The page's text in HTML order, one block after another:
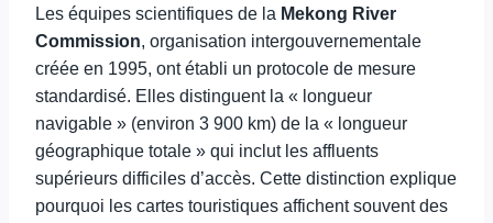
Les équipes scientifiques de la Mekong River
Commission, organisation intergouvernementale
créée en 1995, ont établi un protocole de mesure
standardisé. Elles distinguent la « longueur
navigable » (environ 3 900 km) de la « longueur
géographique totale » qui inclut les affluents
supérieurs difficiles d’accès. Cette distinction explique
pourquoi les cartes touristiques affichent souvent des